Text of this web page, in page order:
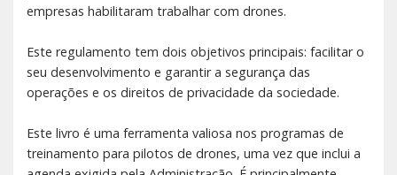
empresas habilitaram trabalhar com drones.
Este regulamento tem dois objetivos principais: facilitar o
seu desenvolvimento e garantir a segurança das
operações e os direitos de privacidade da sociedade.
Este livro é uma ferramenta valiosa nos programas de
treinamento para pilotos de drones, uma vez que inclui a